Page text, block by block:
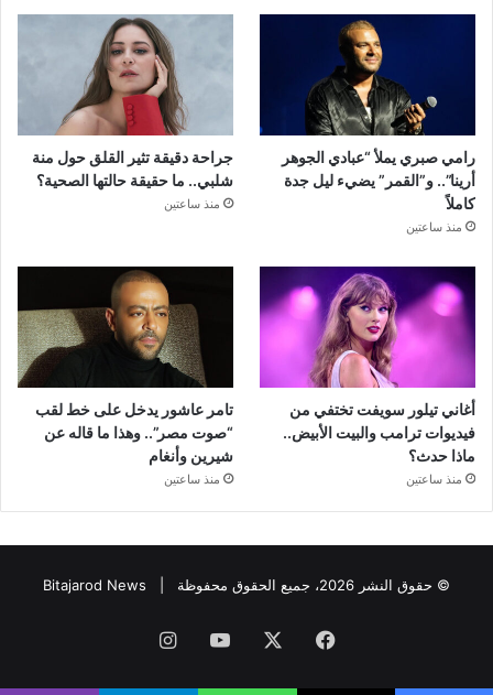
رامي صبري يملأ “عبادي الجوهر
أرينا”.. و”القمر” يضيء ليل جدة
كاملاً
منذ ساعتين
جراحة دقيقة تثير القلق حول منة
شلبي.. ما حقيقة حالتها الصحية؟
منذ ساعتين
أغاني تيلور سويفت تختفي من
فيديوات ترامب والبيت الأبيض..
ماذا حدث؟
منذ ساعتين
تامر عاشور يدخل على خط لقب
“صوت مصر”.. وهذا ما قاله عن
شيرين وأنغام
منذ ساعتين
© حقوق النشر 2026، جميع الحقوق محفوظة | Bitajarod News
فيسبوك ‫YouTubeانستقرام